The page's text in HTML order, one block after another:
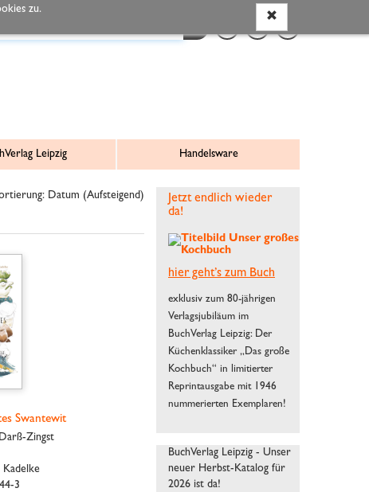
zu.
Leipzig Handelsware
Datum (Aufsteigend)
Swantewit
Zingst
3
Jetzt endlich wieder
da!
hier geht’s zum Buch
exklusiv zum 80-jährigen
Verlagsjubiläum im
BuchVerlag Leipzig: Der
Küchenklassiker „Das große
Kochbuch“ in limitierter
Reprintausgabe mit 1946
nummerierten Exemplaren!
BuchVerlag Leipzig - Unser
neuer Herbst-Katalog für
2026 ist da!